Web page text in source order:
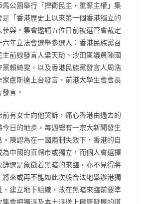
公園舉行「捍衛民主・重奪主權」集
「香港歷史上以來第一個香港獨立的
與。集會邀請五位日前被選管會裁定
年立法會選舉參選人：香港民族黨召
前線發言人梁天琦、沙田區議員陳國
賴綺雯，以及香港民族黨發言人周浩
盧斯達上台發言，前港大學生會會長
言。
有女士向他哭訴，痛心香港由過去的
日的地步，每週總有一宗大新聞發生
陳認為在一國兩制失效下，香港的自
中國的直轄市或獨立，而個人會選擇
選是象徵着黑暗的來臨，亦不見得將
來或再不能如此次般合法地舉辦港獨
建立地下組織，故在黑暗來臨前要準
會把獨派及本土派送上健康發展的道